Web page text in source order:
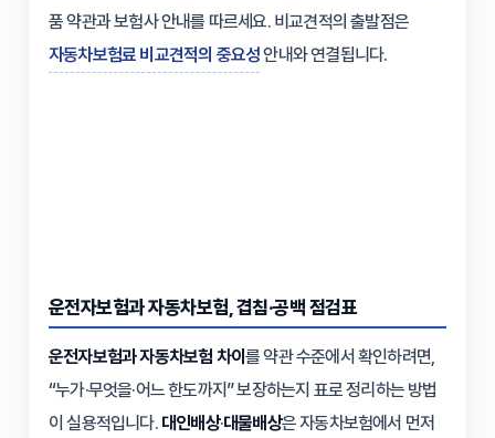
품 약관과 보험사 안내를 따르세요. 비교견적의 출발점은
자동차보험료 비교견적의 중요성안내와 연결됩니다.
운전자보험과 자동차보험, 겹침·공백 점검표
운전자보험과 자동차보험 차이 를 약관 수준에서 확인하려면,
“누가·무엇을·어느 한도까지” 보장하는지 표로 정리하는 방법
이 실용적입니다. 대인배상·대물배상은 자동차보험에서 먼저